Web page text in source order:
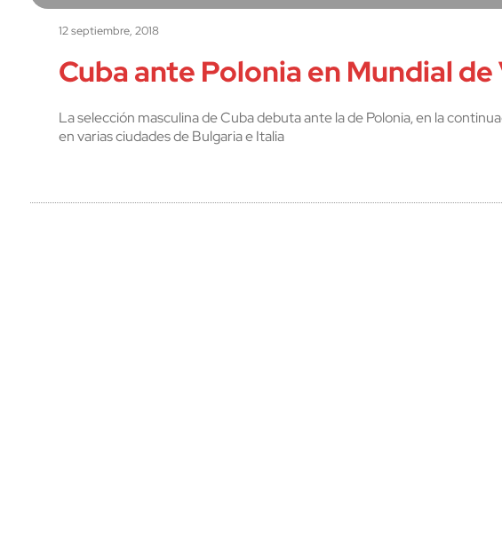
12 septiembre, 2018
Cuba ante Polonia en Mundial
La selección masculina de Cuba debuta ante la de Polonia, en la
en varias ciudades de Bulgaria e Italia